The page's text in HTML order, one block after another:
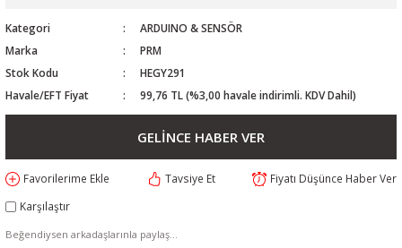
Kategori
ARDUINO & SENSÖR
Marka
PRM
Stok Kodu
HEGY291
Havale/EFT Fiyat
99,76 TL (%3,00 havale indirimli. KDV Dahil)
GELİNCE HABER VER
Tavsiye Et
Fiyatı Düşünce Haber Ver
Karşılaştır
Beğendiysen arkadaşlarınla paylaş...